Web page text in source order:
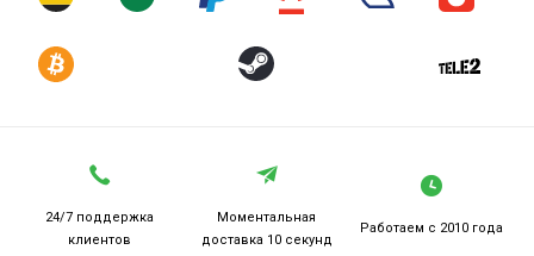
24/7 поддержка
клиентов
Моментальная
доставка 10 секунд
Работаем с 2010 года